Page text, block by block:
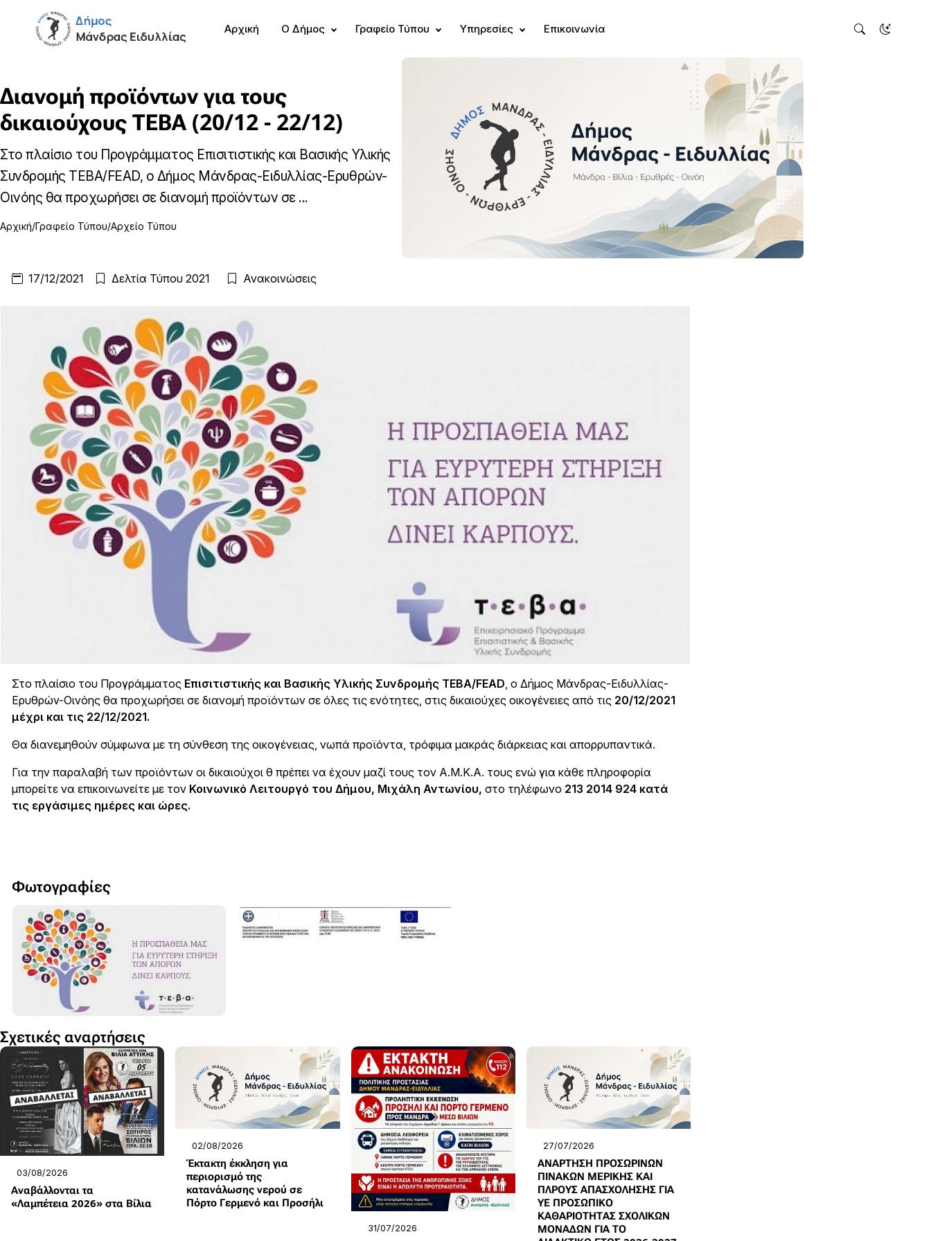
Αρχική Ο Δήμος Γραφείο Τύπου Υπηρεσίες Επικοινωνία
Διανομή προϊόντων για τους
δικαιούχους ΤΕΒΑ (20/12 - 22/12)
Στο πλαίσιο του Προγράμματος Επισιτιστικής και Βασικής Υλικής
Συνδρομής ΤΕΒΑ/FEAD, ο Δήμος Μάνδρας-Ειδυλλίας-Ερυθρών-
Οινόης θα προχωρήσει σε διανομή προϊόντων σε ...
Αρχική Γραφείο Τύπου Αρχείο Τύπου
17/12/2021 Δελτία Τύπου 2021 Ανακοινώσεις
Στο πλαίσιο του Προγράμματος Επισιτιστικής και Βασικής Υλικής Συνδρομής ΤΕΒΑ/FEAD, ο Δήμος Μάνδρας-Ειδυλλίας-
Ερυθρών-Οινόης θα προχωρήσει σε διανομή προϊόντων σε όλες τις ενότητες, στις δικαιούχες οικογένειες από τις 20/12/2021
μέχρι και τις 22/12/2021.
Θα διανεμηθούν σύμφωνα με τη σύνθεση της οικογένειας, νωπά προϊόντα, τρόφιμα μακράς διάρκειας και απορρυπαντικά.
Για την παραλαβή των προϊόντων οι δικαιούχοι θ πρέπει να έχουν μαζί τους τον Α.Μ.Κ.Α. τους ενώ για κάθε πληροφορία
μπορείτε να επικοινωνείτε με τον Κοινωνικό Λειτουργό του Δήμου, Μιχάλη Αντωνίου, στο τηλέφωνο 213 2014 924 κατά
τις εργάσιμες ημέρες και ώρες.
Φωτογραφίες
Σχετικές αναρτήσεις
03/08/2026
Αναβάλλονται τα
«Λαμπέτεια 2026» στα Βίλια
02/08/2026
Έκτακτη έκκληση για
περιορισμό της
κατανάλωσης νερού σε
Πόρτο Γερμενό και Προσήλι
31/07/2026
27/07/2026
ΑΝΑΡΤΗΣΗ ΠΡΟΣΩΡΙΝΩΝ
ΠΙΝΑΚΩΝ ΜΕΡΙΚΗΣ ΚΑΙ
ΠΛΡΟΥΣ ΑΠΑΣΧΟΛΗΣΗΣ ΓΙΑ
ΥΕ ΠΡΟΣΩΠΙΚΟ
ΚΑΘΑΡΙΟΤΗΤΑΣ ΣΧΟΛΙΚΩΝ
ΜΟΝΑΔΩΝ ΓΙΑ ΤΟ